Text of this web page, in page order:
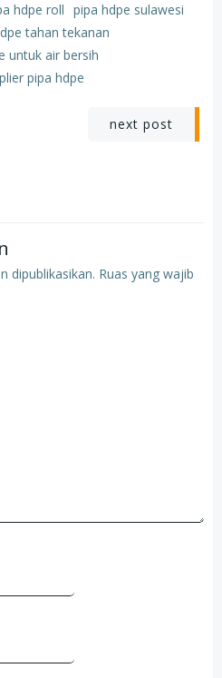
hdpe roll pipa hdpe sulawesi
tahan tekanan
untuk air bersih
pipa hdpe
next post
dipublikasikan. Ruas yang wajib